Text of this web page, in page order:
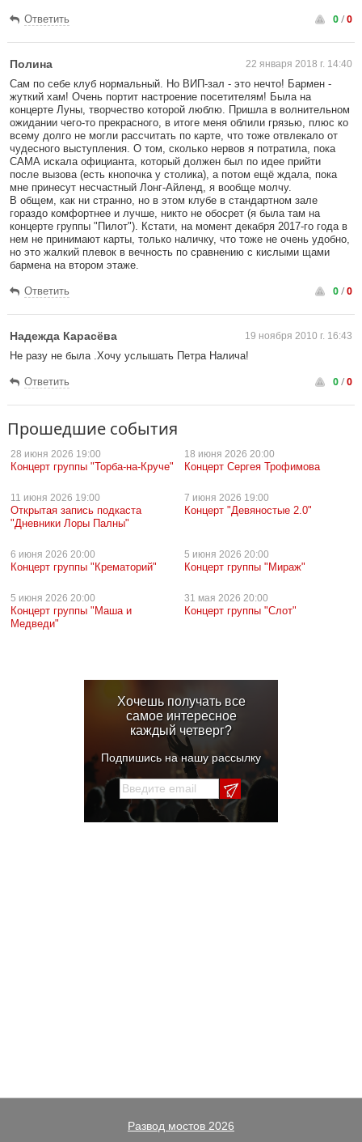
Ответить 0/0
Полина 22 января 2018 г. 14:40
Сам по себе клуб нормальный. Но ВИП-зал - это нечто! Бармен -
жуткий хам! Очень портит настроение посетителям! Была на
концерте Луны, творчество которой люблю. Пришла в волнительном
ожидании чего-то прекрасного, в итоге меня облили грязью, плюс ко
всему долго не могли рассчитать по карте, что тоже отвлекало от
чудесного выступления. О том, сколько нервов я потратила, пока
САМА искала официанта, который должен был по идее прийти
после вызова (есть кнопочка у столика), а потом ещё ждала, пока
мне принесут несчастный Лонг-Айленд, я вообще молчу.
В общем, как ни странно, но в этом клубе в стандартном зале
гораздо комфортнее и лучше, никто не обосрет (я была там на
концерте группы "Пилот"). Кстати, на момент декабря 2017-го года в
нем не принимают карты, только наличку, что тоже не очень удобно,
но это жалкий плевок в вечность по сравнению с кислыми щами
бармена на втором этаже.
Ответить 0/0
Надежда Карасёва 19 ноября 2010 г. 16:43
Не разу не была .Хочу услышать Петра Налича!
Ответить 0/0
Прошедшие события
28 июня 2026 19:00
Концерт группы "Торба-на-Круче"
18 июня 2026 20:00
Концерт Сергея Трофимова
11 июня 2026 19:00
Открытая запись подкаста
"Дневники Лоры Палны"
7 июня 2026 19:00
Концерт "Девяностые 2.0"
6 июня 2026 20:00
Концерт группы "Крематорий"
5 июня 2026 20:00
Концерт группы "Мираж"
5 июня 2026 20:00
Концерт группы "Маша и
Медведи"
31 мая 2026 20:00
Концерт группы "Слот"
Хочешь получать все
самое интересное
каждый четверг?
Подпишись на нашу рассылку
Развод мостов 2026